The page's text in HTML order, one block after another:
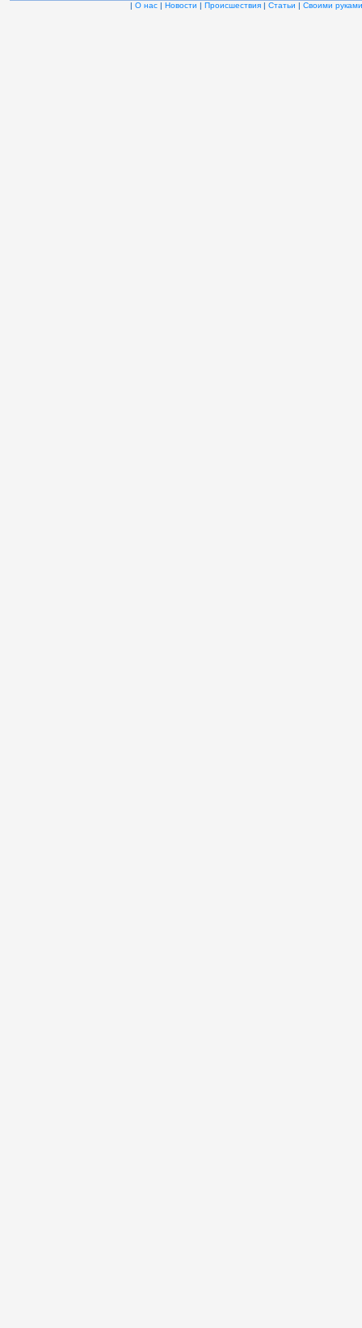
| О нас | Новости | Происшествия | Статьи | Своими руками